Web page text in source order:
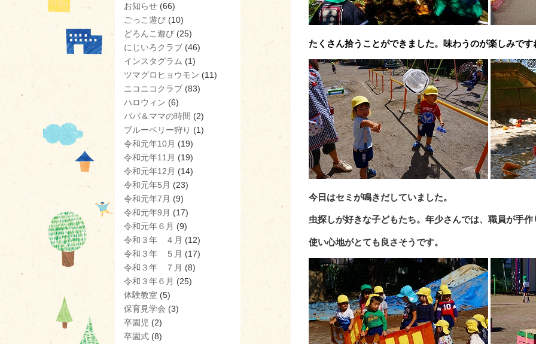
お知らせ (66)
ごっこ遊び (10)
どろんこ遊び (25)
にじいろクラブ (46)
インスタグラム (1)
ツマグロヒョウモン (11)
ニコニコクラブ (83)
ハロウィン (6)
パパ＆ママの時間 (2)
ブルーベリー狩り (1)
令和元年10月 (19)
令和元年11月 (19)
令和元年12月 (14)
令和元年5月 (23)
令和元年7月 (9)
令和元年9月 (17)
令和元年６月 (9)
令和３年 ４月 (12)
令和３年 ５月 (17)
令和３年 ７月 (8)
令和３年６月 (25)
体験教室 (5)
保育見学会 (3)
卒園児 (2)
卒園式 (8)
たくさん拾うことができました。味わうのが楽しみです
今日はセミが鳴きだしていました。
虫探しが好きな子どもたち。年少さんでは、職員が手
使い心地がとても良さそうです。